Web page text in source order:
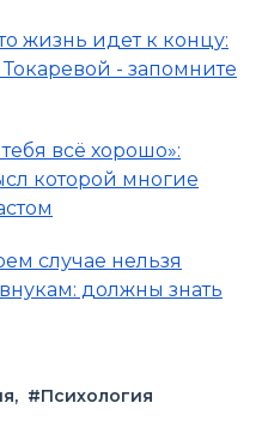
жизнь идет к концу:
- запомните
всё хорошо»:
которой многие
случае нельзя
должны знать
#Психология